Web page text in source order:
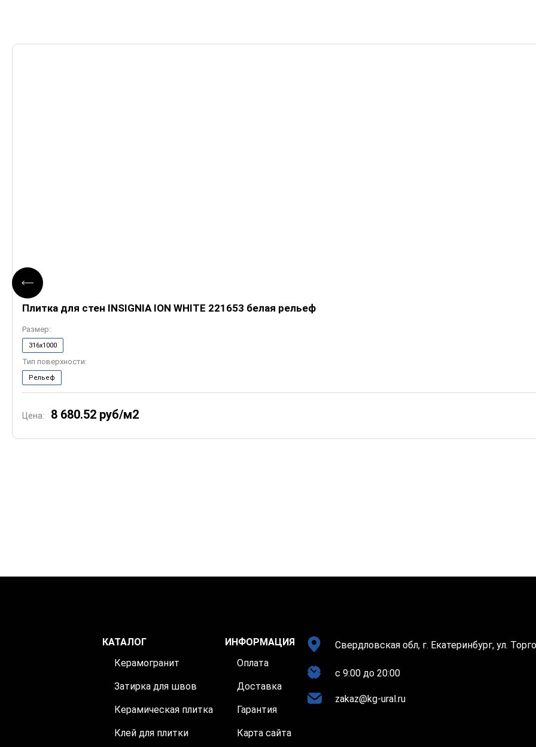
Плитка для стен INSIGNIA ION WHITE 221653 белая рельеф
Цена: 8 680.52 руб/м2
Размер:
316x1000
Тип поверхности:
Рельеф
КАТАЛОГ
Керамогранит
Затирка для швов
Керамическая плитка
Клей для плитки
ИНФОРМАЦИЯ
Оплата
Доставка
Гарантия
Карта сайта
Свердловская обл, г. Екатеринбург, ул.
c 9:00 до 20:00
zakaz@kg-ural.ru